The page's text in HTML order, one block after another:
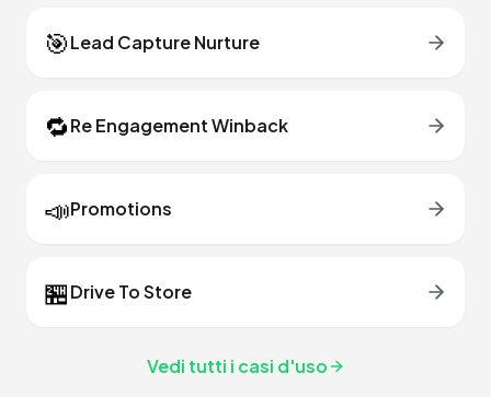
🎯Lead Capture Nurture
🔁Re Engagement Winback
📣Promotions
🏪Drive To Store
Vedi tutti i casi d'uso